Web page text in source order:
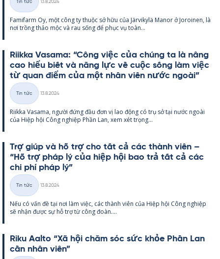
Thể
loại
Tin tức
13.8.2024
Fa­mi­farm Oy, một công ty thuộc sở hữu của Jär­vi­kylä Ma­nor ở Jo­roi­nen, là
nơi trồng thảo mộc và rau sống để phục vụ toàn...
Riikka Va­sama: “Công việc của chúng ta là nâng
cao hiểu biết và năng lực về cuộc sống làm việc
từ quan điểm của một nhân viên nước ngoài”
Thể
loại
Tin tức
13.8.2024
Riikka Va­sama, người đứng đầu đơn vị lao động có trụ sở tại nước ngoài
của Hiệp hội Công ng­hiệp Phần Lan, xem xét trọng...
Trợ giúp và hỗ trợ cho tất cả các thành viên –
“Hỗ trợ pháp lý của hiệp hội bao trả tất cả các
chi phí pháp lý”
Thể
loại
Tin tức
13.8.2024
Nếu có vấn đề tại nơi làm việc, các thành viên của Hiệp hội Công ng­hiệp
sẽ nhận được sự hỗ trợ từ công đoàn....
Riku Aalto “Xã hội chăm sóc sức khỏe Phần Lan
cần nhân viên”